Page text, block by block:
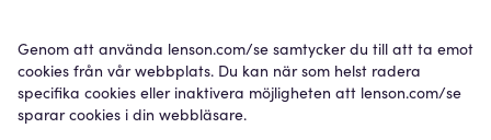
Genom att använda lenson.com/se samtycker du till att ta emot
cookies från vår webbplats. Du kan när som helst radera
specifika cookies eller inaktivera möjligheten att lenson.com/se
sparar cookies i din webbläsare.